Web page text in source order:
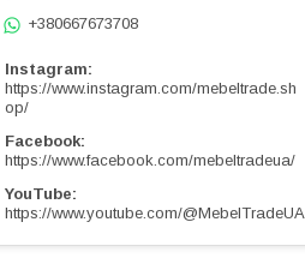
+380667673708
Instagram
https://www.instagram.com/mebeltrade.sh
op/
Facebook
https://www.facebook.com/mebeltradeua/
YouTube
https://www.youtube.com/@MebelTradeUA